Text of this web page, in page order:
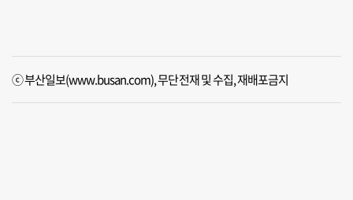
ⓒ 부산일보(www.busan.com), 무단전재 및 수집, 재배포금지